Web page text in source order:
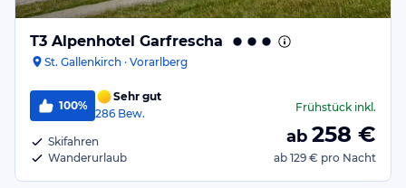
T3 Alpenhotel Garfrescha
St. Gallenkirch · Vorarlberg
100%
Sehr gut
286 Bew.
Skifahren
Wanderurlaub
Frühstückinkl.
ab 258 €
ab 129 € pro Nacht